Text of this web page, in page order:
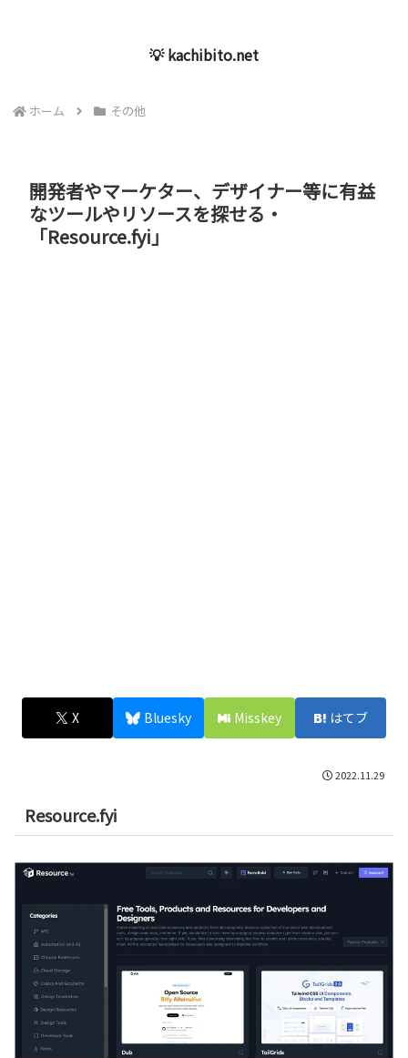
💡 kachibito.net
ホーム その他
開発者やマーケター、デザイナー等に有益
なツールやリソースを探せる・
「Resource.fyi」
X Bluesky Misskey はてブ
2022.11.29
Resource.fyi